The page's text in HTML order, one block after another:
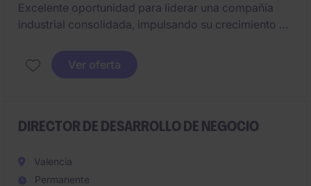
Excelente oportunidad para liderar una compañía
industrial consolidada, impulsando su crecimiento y
Buscamos un Director General con visión
estratégica, expertise técnico y orientación a
Ver oferta
DIRECTOR DE DESARROLLO DE NEGOCIO
Valencia
Permanente